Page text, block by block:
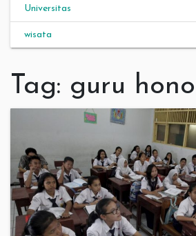
Universitas
wisata
Tag: guru